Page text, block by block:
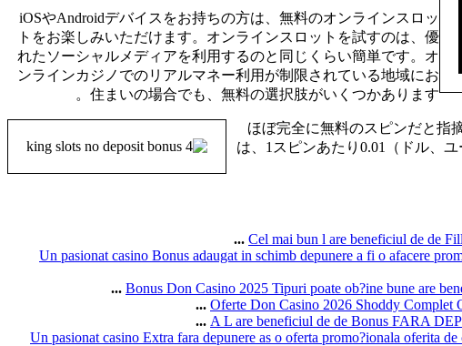
iOSやAndroidデバイスをお持ちの方は、無料のオンラインスロッ
トをお楽しみいただけます。オンラインスロットを試すのは、優
れたソーシャルメディアを利用するのと同じくらい簡単です。オ
ンラインカジノでのリアルマネー利用が制限されている地域にお
住まいの場合でも、無料の選択肢がいくつかあります。
ほぼ完全に無料のスピンだと指
は、1スピンあたり0.01（ドル、
Cel mai bun l are beneficiul de de
Un pasionat casino Bonus adaugat in schimb depunere a fi o afacere
Bonus Don Casino 2025 Tipuri poate ob?ine bune are
Oferte Don Casino 2026 Shoddy Complet
A L are beneficiul de de Bonus FARA
Un pasionat casino Extra fara depunere as o oferta promo?ionala oferita